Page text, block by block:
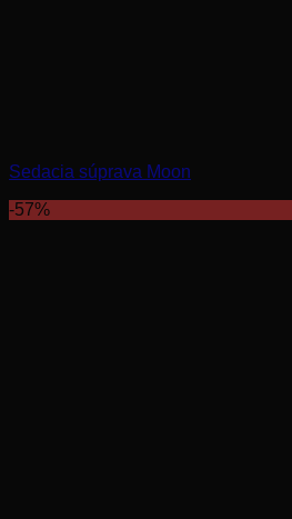
Sedacia súprava Moon
-57%